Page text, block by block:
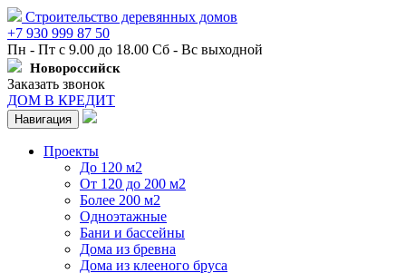
Строительство деревянных домов
+7 930 999 87 50
Пн - Пт с 9.00 до 18.00 Сб - Вс выходной
Новороссийск
Заказать звонок
ДОМ В КРЕДИТ
Навигация
Проекты
До 120 м2
От 120 до 200 м2
Более 200 м2
Одноэтажные
Бани и бассейны
Дома из бревна
Дома из клееного бруса